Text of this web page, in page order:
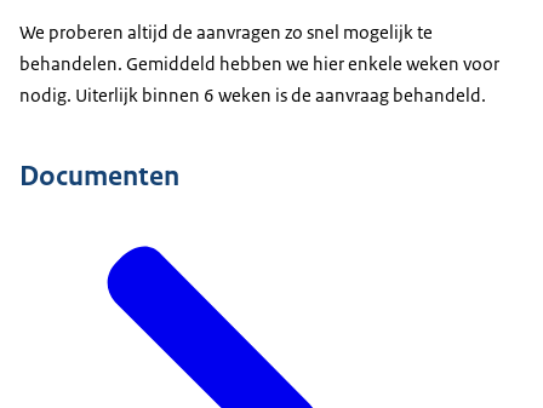
We proberen altijd de aanvragen zo snel mogelijk te
behandelen. Gemiddeld hebben we hier enkele weken voor
nodig. Uiterlijk binnen 6 weken is de aanvraag behandeld.
Documenten